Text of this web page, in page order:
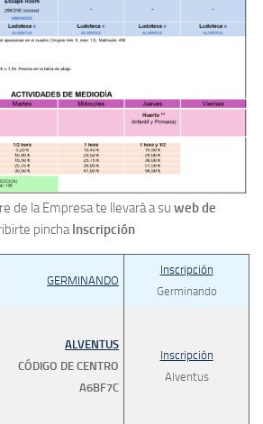
de la Empresa te llevará a su web de
pincha Inscripción
GERMINANDO
Inscripción
Germinando
ALVENTUS
CÓDIGO DE CENTRO
A6BF7C
Inscripción
Alventus